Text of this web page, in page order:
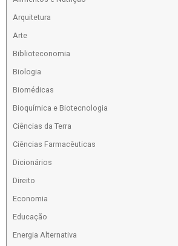
Arquitetura
Arte
Biblioteconomia
Biologia
Biomédicas
Bioquímica e Biotecnologia
Ciências da Terra
Ciências Farmacêuticas
Dicionários
Direito
Economia
Educação
Energia Alternativa